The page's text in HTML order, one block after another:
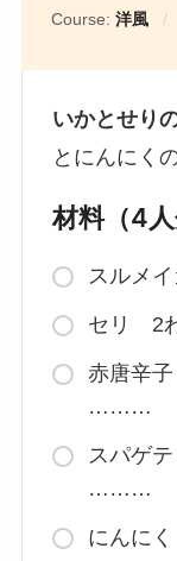
Course: 洋風
いかとせり
とにんにく
材料（4人
スルメ
セリ 2
赤唐辛
………
スパゲ
………
にんに